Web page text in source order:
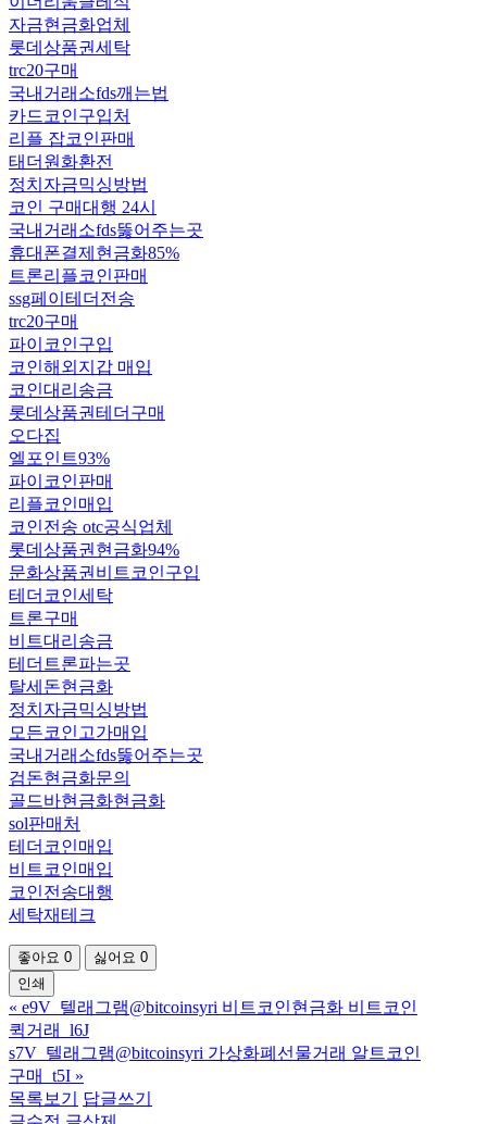
자금현금화업체
롯데상품권세탁
trc20구매
국내거래소fds깨는법
카드코인구입처
리플 잡코인판매
태더원화환전
정치자금믹싱방법
코인 구매대행 24시
국내거래소fds뚫어주는곳
휴대폰결제현금화85%
트론리플코인판매
ssg페이테더전송
trc20구매
파이코인구입
코인해외지갑 매입
코인대리송금
롯데상품권테더구매
오다집
엘포인트93%
파이코인판매
리플코인매입
코인전송 otc공식업체
롯데상품권현금화94%
문화상품권비트코인구입
테더코인세탁
트론구매
비트대리송금
테더트론파는곳
탈세돈현금화
정치자금믹싱방법
모든코인고가매입
국내거래소fds뚫어주는곳
검돈현금화문의
골드바현금화현금화
sol판매처
테더코인매입
비트코인매입
코인전송대행
세탁재테크
좋아요 0 싫어요 0
인쇄
« e9V_텔래그램@bitcoinsyri 비트코인현금화 비트코인
퀵거래_l6J
s7V_텔래그램@bitcoinsyri 가상화폐선물거래 알트코인
구매_t5I »
목록보기
답글쓰기